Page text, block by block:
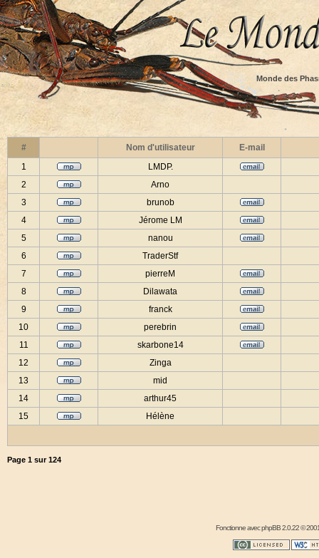
Monde des
# Nom d'utilisateur
E-mail
1
LMDP.
2
Arno
3
brunob
4
Jérome LM
5
nanou
6
TraderStf
7
pierreM
8
Dilawata
9
franck
10
perebrin
11
skarbone14
12
Zinga
13
mid
14
arthur45
15
Hélène
Page 1 sur124
Fonctionne avecphpBB2.0.22 ©